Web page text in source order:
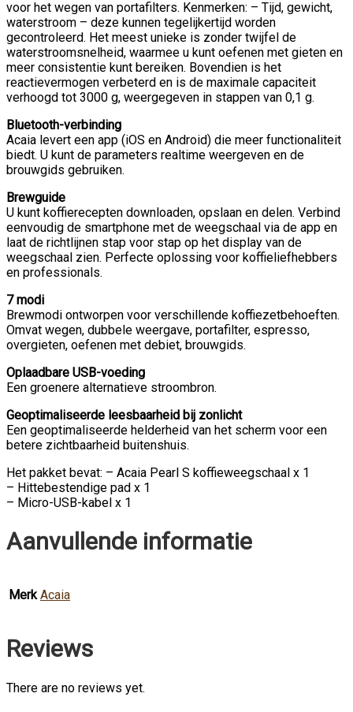
voor het wegen van portafilters. Kenmerken: – Tijd, gewicht,
waterstroom – deze kunnen tegelijkertijd worden
gecontroleerd. Het meest unieke is zonder twijfel de
waterstroomsnelheid, waarmee u kunt oefenen met gieten en
meer consistentie kunt bereiken. Bovendien is het
reactievermogen verbeterd en is de maximale capaciteit
verhoogd tot 3000 g, weergegeven in stappen van 0,1 g.
Bluetooth-verbinding
Acaia levert een app (iOS en Android) die meer functionaliteit
biedt. U kunt de parameters realtime weergeven en de
brouwgids gebruiken.
Brewguide
U kunt koffierecepten downloaden, opslaan en delen. Verbind
eenvoudig de smartphone met de weegschaal via de app en
laat de richtlijnen stap voor stap op het display van de
weegschaal zien. Perfecte oplossing voor koffieliefhebbers
en professionals.
7 modi
Brewmodi ontworpen voor verschillende koffiezetbehoeften.
Omvat wegen, dubbele weergave, portafilter, espresso,
overgieten, oefenen met debiet, brouwgids.
Oplaadbare USB-voeding
Een groenere alternatieve stroombron.
Geoptimaliseerde leesbaarheid bij zonlicht
Een geoptimaliseerde helderheid van het scherm voor een
betere zichtbaarheid buitenshuis.
Het pakket bevat: – Acaia Pearl S koffieweegschaal x 1
– Hittebestendige pad x 1
– Micro-USB-kabel x 1
Aanvullende informatie
Merk Acaia
Reviews
There are no reviews yet.